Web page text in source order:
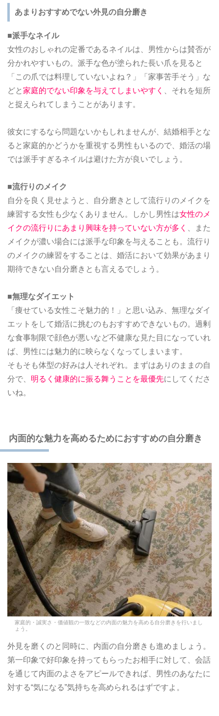
あまりおすすめでない外見の自分磨き
■派手なネイル
女性のおしゃれの定番であるネイルは、男性からは賛否が
分かれやすいもの。派手な色が塗られた長い爪を見ると
「この爪では料理していないよね？」「家事苦手そう」な
どと家庭的でない印象を与えてしまいやすく
、それを短所
と捉えられてしまうことがあります。
彼女にするなら問題ないかもしれませんが、結婚相手とな
ると家庭的かどうかを重視する男性もいるので、婚活の場
では派手すぎるネイルは避けた方が良いでしょう。
■流行りのメイク
自分を良く見せようと、自分磨きとして流行りのメイクを
練習する女性も少なくありません。しかし男性は女性のメ
イクの流行りにあまり興味を持っていない方が多く
、また
メイクが濃い場合には派手な印象を与えることも。流行り
のメイクの練習をすることは、婚活において効果があまり
期待できない自分磨きとも言えるでしょう。
■無理なダイエット
「痩せている女性こそ魅力的！」と思い込み、無理なダイ
エットをして婚活に挑むのもおすすめできないもの。過剰
な食事制限で顔色が悪いなど不健康な見た目になっていれ
ば、男性には魅力的に映らなくなってしまいます。
そもそも体型の好みは人それぞれ。まずはありのままの自
分で、 明るく健康的に振る舞うことを最優先にしてくださ
いね。
内面的な魅力を高めるためにおすすめの自分磨き
家庭的・誠実さ・価値観の一致などの内面の魅力を高める自分磨きを行いまし
ょう。
外見を磨くのと同時に、内面の自分磨きも進めましょう。
第一印象で好印象を持ってもらったお相手に対して、会話
を通じて内面のよさをアピールできれば、男性のあなたに
対する“気になる”気持ちを高められるはずですよ。